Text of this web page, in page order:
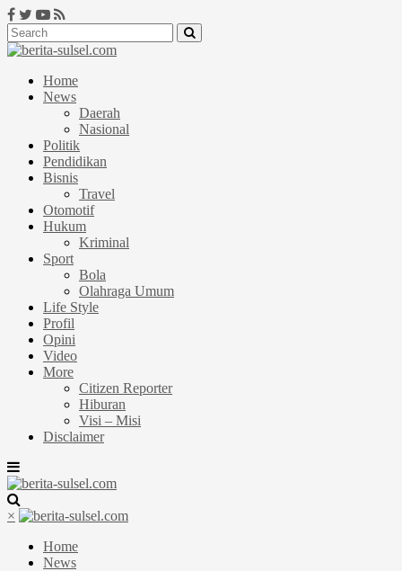
Home
News
Daerah
Nasional
Politik
Pendidikan
Bisnis
Travel
Otomotif
Hukum
Kriminal
Sport
Bola
Olahraga Umum
Life Style
Profil
Opini
Video
More
Citizen Reporter
Hiburan
Visi – Misi
Disclaimer
×
Home
News